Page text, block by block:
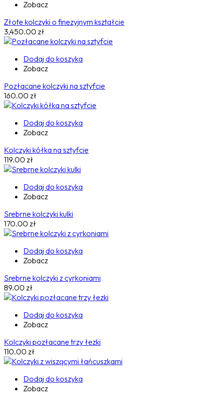
Zobacz
Złote kolczyki o finezyjnym kształcie
3,450.00 zł
Dodaj do koszyka
Zobacz
Pozłacane kolczyki na sztyfcie
160.00 zł
Dodaj do koszyka
Zobacz
Kolczyki kółka na sztyfcie
119.00 zł
Dodaj do koszyka
Zobacz
Srebrne kolczyki kulki
170.00 zł
Dodaj do koszyka
Zobacz
Srebrne kolczyki z cyrkoniami
89.00 zł
Dodaj do koszyka
Zobacz
Kolczyki pozłacane trzy łezki
110.00 zł
Dodaj do koszyka
Zobacz